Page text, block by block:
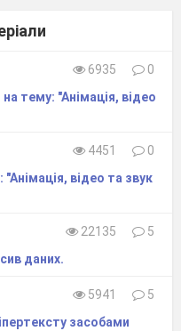
6935
0
тему: "Анімація, відео
4451
0
відео та звук
22135
5
даних.
5941
5
засобами